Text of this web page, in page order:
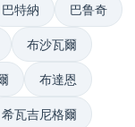
巴特納 巴鲁奇
布沙瓦爾
布達恩
希瓦吉尼格爾